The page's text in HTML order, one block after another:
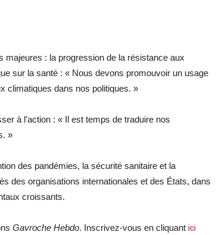
majeures : la progression de la résistance aux
sur la santé : « Nous devons promouvoir un usage
climatiques dans nos politiques. »
à l’action : « Il est temps de traduire nos
»
des pandémies, la sécurité sanitaire et la
des organisations internationales et des États, dans
croissants.
Gavroche Hebdo. Inscrivez-vous en cliquant ici